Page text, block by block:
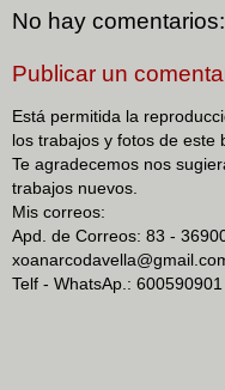
No hay comentarios:
Publicar un
Está permitida la
los trabajos y fotos de este
Te agradecemos nos
trabajos nuevos.
Mis correos:
Apd. de Correos: 83 -
Telf - WhatsAp.: 600590901